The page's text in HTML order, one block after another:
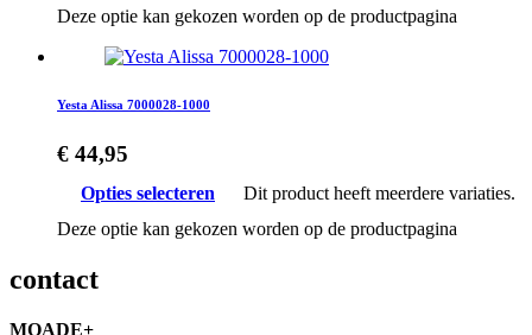
Deze optie kan gekozen worden op de productpagina
Yesta Alissa 7000028-1000
€ 44,95
Opties selecteren
Dit product heeft meerdere variaties.
Deze optie kan gekozen worden op de productpagina
contact
MOADE+